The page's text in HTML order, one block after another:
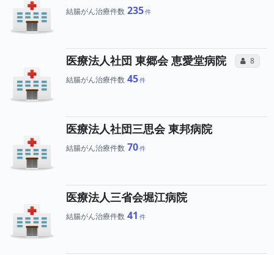
結腸がん治療件数 235
医療法人社団 東郷会 恵愛堂病院 コミュ
8 所
結腸がん治療件数 45
医療法人社団三思会 東邦病院
結腸がん治療件数 70
医療法人三省会堀江病院
結腸がん治療件数 41